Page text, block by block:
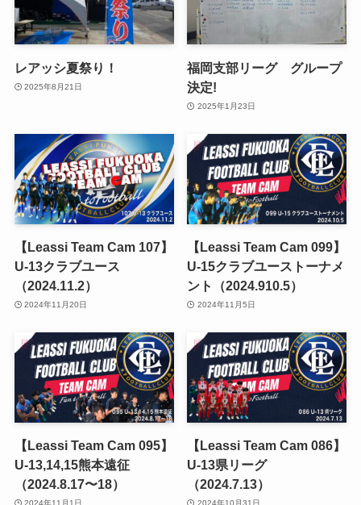
レアッシ夏祭り！
2025年8月21日
福岡支部リーグ グループ
決定!
2025年1月23日
【Leassi Team Cam 107】
U-13クラブユース
（2024.11.2）
2024年11月20日
【Leassi Team Cam 099】
U-15クラブユーストーナメ
ント（2024.910.5）
2024年11月5日
【Leassi Team Cam 095】
U-13,14,15熊本遠征
（2024.8.17〜18）
【Leassi Team Cam 086】
U-13県リーグ
（2024.7.13）